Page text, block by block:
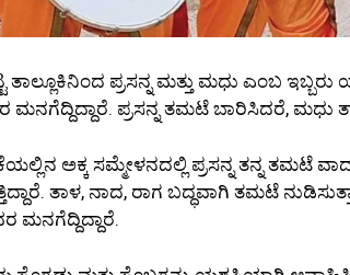
ತಾಲ್ಲೂಕಿನಿಂದ ಪ್ರಸನ್ನ ಮತ್ತು ಮಧು ಎಂಬ
ಮನಗೆದ್ದಿದ್ದಾರೆ. ಪ್ರಸನ್ನ ತಮಟೆ ಬಾರಿಸಿದರೆ, ಮಧು
ಅಕ್ಕ ಸಮ್ಮೇಳನದಲ್ಲಿ ಪ್ರಸನ್ನ ತನ್ನ ತಮಟೆ
ತಾಳ, ನಾದ, ರಾಗ ಬದ್ಧವಾಗಿ ತಮಟೆ
ಮನಗೆದ್ದಿದ್ದಾರೆ.